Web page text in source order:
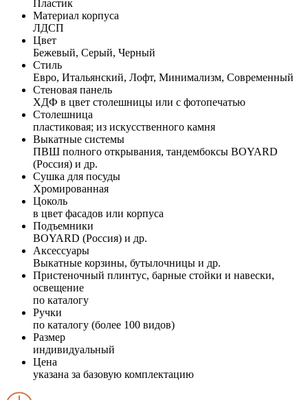
Пластик
Материал корпуса
ЛДСП
Цвет
Бежевый, Серый, Черный
Стиль
Евро, Итальянский, Лофт, Минимализм, Современный
Стеновая панель
ХДФ в цвет столешницы или с фотопечатью
Столешница
пластиковая; из искусственного камня
Выкатные системы
ПВШ полного открывания, тандембоксы BOYARD
(Россия) и др.
Сушка для посуды
Хромированная
Цоколь
в цвет фасадов или корпуса
Подъемники
BOYARD (Россия) и др.
Аксессуары
Выкатные корзины, бутылочницы и др.
Пристеночный плинтус, барные стойки и навески,
освещение
по каталогу
Ручки
по каталогу (более 100 видов)
Размер
индивидуальный
Цена
указана за базовую комплектацию